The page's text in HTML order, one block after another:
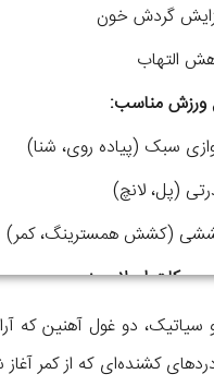
گردش خون
التهاب
ورزش مناسب:
سبک (پیاده روی، شنا)
(پل، لانچ)
(کشش همسترینگ، کمر)
حرکات اصلاحی:
ستون فقرات
درد
دو غول آهنین که
کشنده‌ای که از کمر آغاز